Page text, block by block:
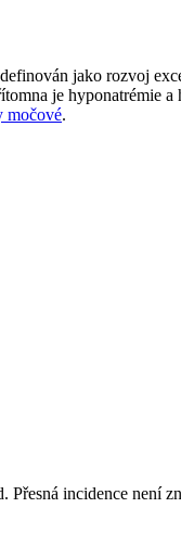
jako rozvoj
je hyponatrémie a
močové.
Přesná incidence není